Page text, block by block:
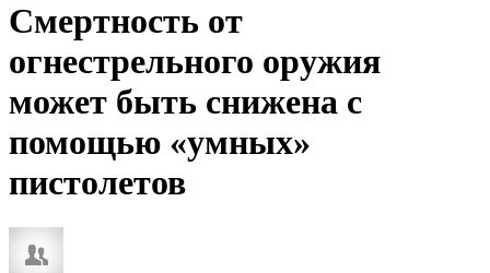
Смертность от
огнестрельного оружия
может быть снижена с
помощью «умных»
пистолетов